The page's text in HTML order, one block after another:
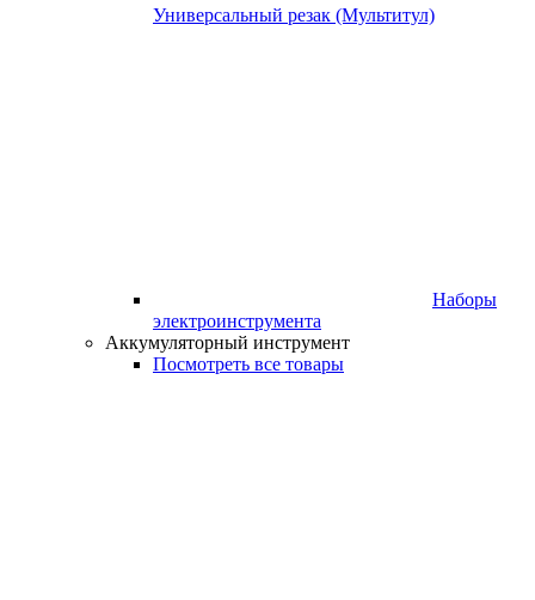
Универсальный резак (Мультитул)
Наборы
электроинструмента
Аккумуляторный инструмент
Посмотреть все товары